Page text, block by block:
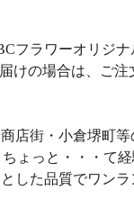
フラワーオリジナ
けの場合は、ご
店街・小倉堺町
ょっと・・・て
した品質でワン